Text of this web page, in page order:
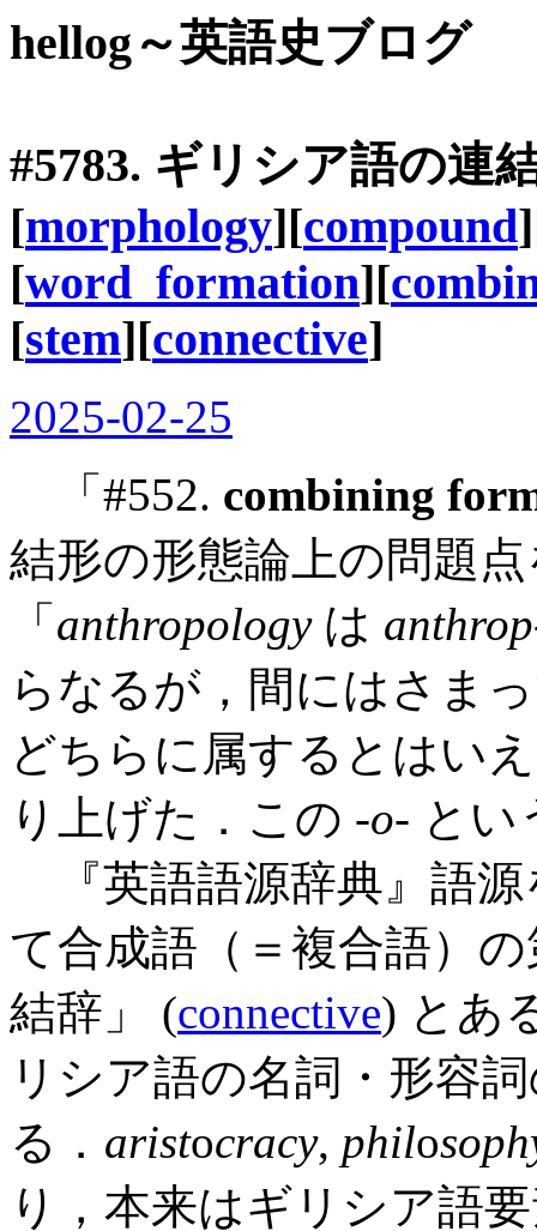
hellog～英語史ブログ
#5783. ギリシア語の連
[morphology][compound
[word_formation][
[stem][connective]
2025-02-25
「#552. combining
結形の形態論上の問題
「 anthropologyは anthrop
らなるが，間にはさま
どちらに属するとはい
り上げた．この -o- とい
『英語語源辞典』語
て合成語（＝複合語）
結辞」 (connective) とあ
リシア語の名詞・形容
る． aristocracy, philo
り，本来はギリシア語